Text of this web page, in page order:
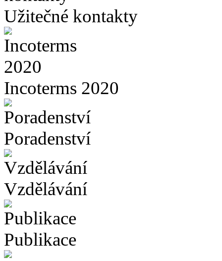
Užitečné kontakty
Incoterms 2020
Poradenství
Vzdělávání
Publikace